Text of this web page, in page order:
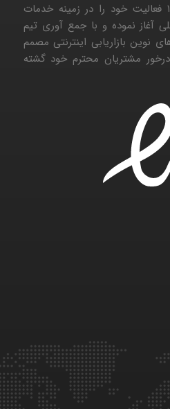
نوین وب ساز از سال ۱۳۸۶ فعالیت خود را در زمینه خدمات
آغاز نموده و با جمع آوری تیم
نوین بازاریابی اینترنتی مصمم
درخور مشتریان محترم خود گشته